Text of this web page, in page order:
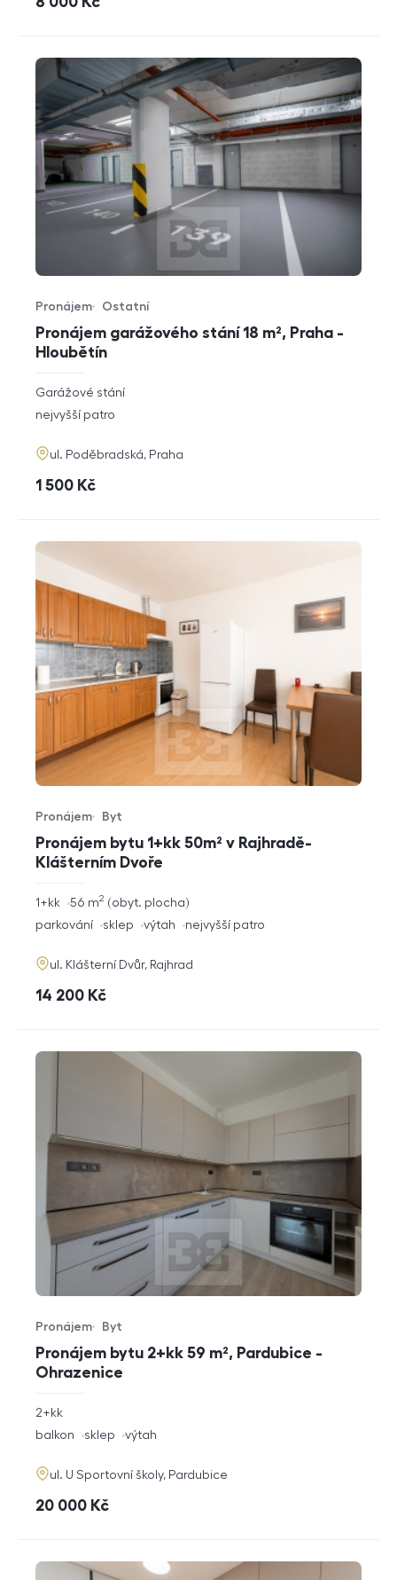
Pronájem garážového stání 18 m², Praha -
Hloubětín
Typ nabídky
Pronájem
Typ nemovitosti
Ostatní
rozměry
dispozice
Garážové stání
funkce
nejvyšší patro
adresa
ul. Poděbradská, Praha
cena
1 500 Kč
Pronájem bytu 1+kk 50m² v Rajhradě-
Klášterním Dvoře
Typ nabídky
Pronájem
Typ nemovitosti
Byt
rozměry
dispozice
1+kk obyt. plocha
56 m2
funkce
parkování sklep výtah nejvyšší patro
adresa
ul. Klášterní Dvůr, Rajhrad
cena
14 200 Kč
Pronájem bytu 2+kk 59 m², Pardubice -
Ohrazenice
Typ nabídky
Pronájem
Typ nemovitosti
Byt
rozměry
dispozice
2+kk
funkce
balkon sklep výtah
adresa
ul. U Sportovní školy, Pardubice
cena
20 000 Kč